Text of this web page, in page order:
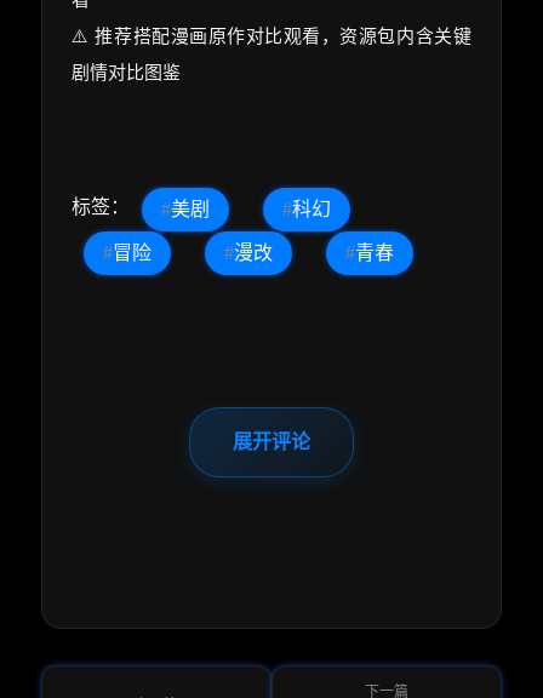
⚠️ 推荐搭配漫画原作对比观看，资源包内含关键
剧情对比图鉴
标签： #美剧 #科幻
#冒险 #漫改 #青春
展开评论